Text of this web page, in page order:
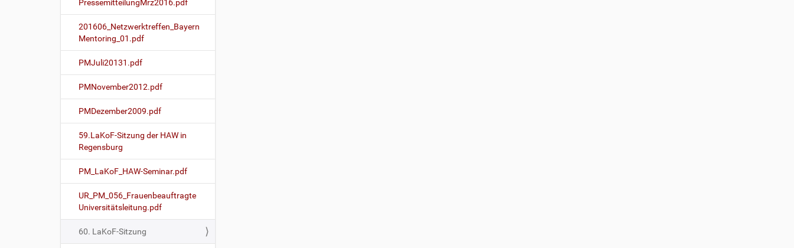
PressemitteilungMrz2016.pdf
201606_Netzwerktreffen_Bayern
Mentoring_01.pdf
PMJuli20131.pdf
PMNovember2012.pdf
PMDezember2009.pdf
59.LaKoF-Sitzung der HAW in
Regensburg
PM_LaKoF_HAW-Seminar.pdf
UR_PM_056_Frauenbeauftragte
Universitätsleitung.pdf
60. LaKoF-Sitzung